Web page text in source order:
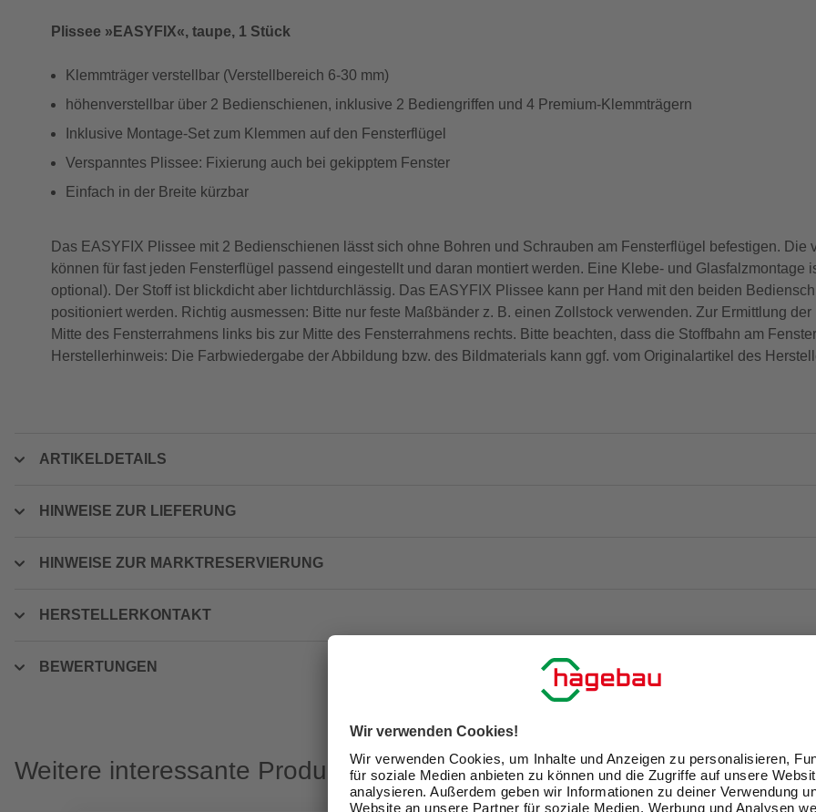
Plissee »EASYFIX«, taupe, 1 Stück
Klemmträger verstellbar (Verstellbereich 6-30 mm)
höhenverstellbar über 2 Bedienschienen, inklusive 2 Bediengriffen und 4 Premium-Klemmträgern
Inklusive Montage-Set zum Klemmen auf den Fensterflügel
Verspanntes Plissee: Fixierung auch bei gekipptem Fenster
Einfach in der Breite kürzbar
Das EASYFIX Plissee mit 2 Bedienschienen lässt sich ohne Bohren und Schrauben am Fensterflügel befestigen. Die
können für fast jeden Fensterflügel passend eingestellt und daran montiert werden. Eine Klebe- und Glasfalzmontage
optional). Der Stoff ist blickdicht aber lichtdurchlässig. Das EASYFIX Plissee kann per Hand mit den beiden
positioniert werden. Richtig ausmessen: Bitte nur feste Maßbänder z. B. einen Zollstock verwenden. Zur Ermittlung
Mitte des Fensterrahmens links bis zur Mitte des Fensterrahmens rechts. Bitte beachten, dass die Stoffbahn am
Herstellerhinweis: Die Farbwiedergabe der Abbildung bzw. des Bildmaterials kann ggf. vom Originalartikel des
ARTIKELDETAILS
HINWEISE ZUR LIEFERUNG
HINWEISE ZUR MARKTRESERVIERUNG
HERSTELLERKONTAKT
BEWERTUNGEN
Weitere interessante Produkte